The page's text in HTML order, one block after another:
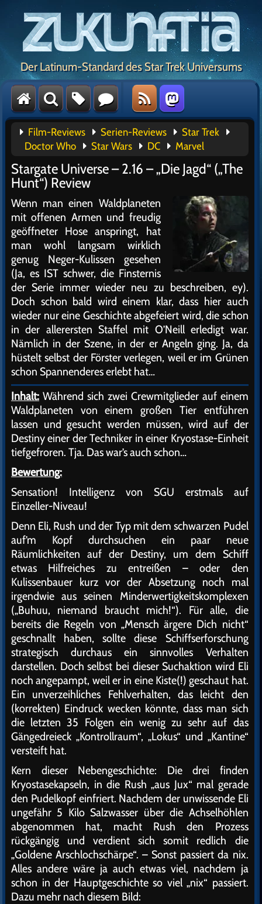
Der Latinum-Standard des Star Trek Universums
Film-Reviews Serien-Reviews
Star Trek
Doctor Who
Star Wars DC Marvel
Stargate Universe – 2.16 – „Die Jagd“ („The
Hunt“) Review
Wenn man einen Waldplaneten
mit offenen Armen und freudig
geöffneter Hose anspringt, hat
man wohl langsam wirklich
genug Neger-Kulissen gesehen
(Ja, es IST schwer, die Finsternis
der Serie immer wieder neu zu beschreiben, ey).
Doch schon bald wird einem klar, dass hier auch
wieder nur eine Geschichte abgefeiert wird, die schon
in der allerersten Staffel mit O’Neill erledigt war.
Nämlich in der Szene, in der er Angeln ging. Ja, da
hüstelt selbst der Förster verlegen, weil er im Grünen
schon Spannenderes erlebt hat…
Inhalt: Während sich zwei Crewmitglieder auf einem
Waldplaneten von einem großen Tier entführen
lassen und gesucht werden müssen, wird auf der
Destiny einer der Techniker in einer Kryostase-Einheit
tiefgefroren. Tja. Das war’s auch schon…
Bewertung:
Sensation! Intelligenz von SGU erstmals auf
Einzeller-Niveau!
Denn Eli, Rush und der Typ mit dem schwarzen Pudel
auf’m Kopf durchsuchen ein paar neue
Räumlichkeiten auf der Destiny, um dem Schiff
etwas Hilfreiches zu entreißen – oder den
Kulissenbauer kurz vor der Absetzung noch mal
irgendwie aus seinen Minderwertigkeitskomplexen
(„Buhuu, niemand braucht mich!“). Für alle, die
bereits die Regeln von „Mensch ärgere Dich nicht“
geschnallt haben, sollte diese Schiffserforschung
strategisch durchaus ein sinnvolles Verhalten
darstellen. Doch selbst bei dieser Suchaktion wird Eli
noch angepampt, weil er in eine Kiste(!) geschaut hat.
Ein unverzeihliches Fehlverhalten, das leicht den
(korrekten) Eindruck wecken könnte, dass man sich
die letzten 35 Folgen ein wenig zu sehr auf das
Gängedreieck „Kontrollraum“, „Lokus“ und „Kantine“
versteift hat.
Kern dieser Nebengeschichte: Die drei finden
Kryostasekapseln, in die Rush „aus Jux“ mal gerade
den Pudelkopf einfriert. Nachdem der unwissende Eli
ungefähr 5 Kilo Salzwasser über die Achselhöhlen
abgenommen hat, macht Rush den Prozess
rückgängig und verdient sich somit redlich die
„Goldene Arschlochschärpe“. – Sonst passiert da nix.
Alles andere wäre ja auch etwas viel, nachdem ja
schon in der Hauptgeschichte so viel „nix“ passiert.
Dazu mehr nach diesem Bild: